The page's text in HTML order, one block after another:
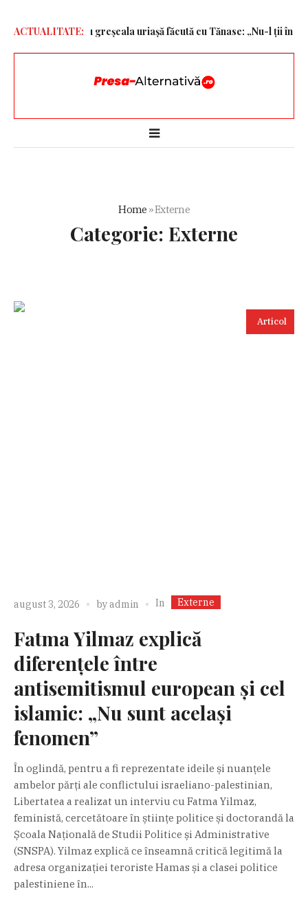
ACTUALITATE:
greșeala uriașă făcută cu Tănase: „Nu-l ții în vitrină” ÎPS
Home »Externe
Categorie: Externe
Articol
august 3, 2026 byadmin In Externe
Fatma Yilmaz explică
diferențele între
antisemitismul european și cel
islamic: „Nu sunt același
fenomen”
În oglindă, pentru a fi reprezentate ideile și nuanțele
ambelor părți ale conflictului israeliano-palestinian,
Libertatea a realizat un interviu cu Fatma Yilmaz,
feministă, cercetătoare în științe politice și doctorandă la
Școala Națională de Studii Politice și Administrative
(SNSPA). Yilmaz explică ce înseamnă critică legitimă la
adresa organizației teroriste Hamas și a clasei politice
palestiniene în...